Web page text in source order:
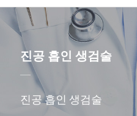
진공 흡인 생검술
진공 흡인 생검술